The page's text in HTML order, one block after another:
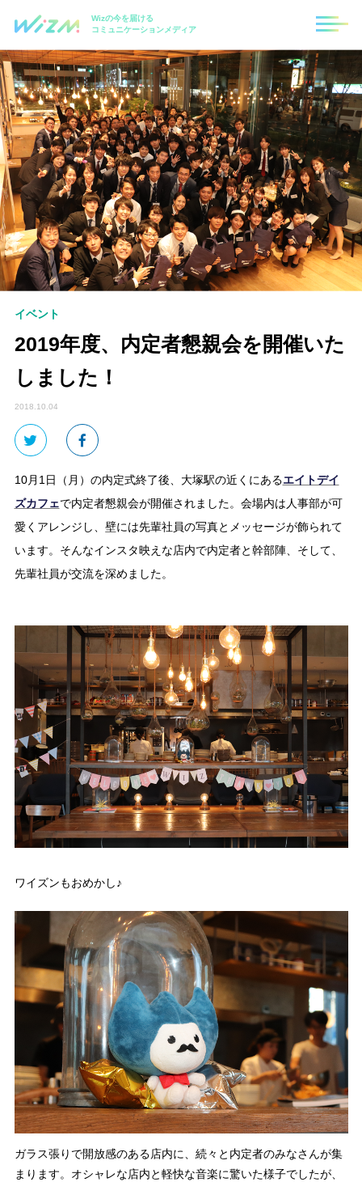
Wizの今を届ける
コミュニケーションメディア
イベント
2019年度、内定者懇親会を開催いた
しました！
2018.10.04
10月1日（月）の内定式終了後、大塚駅の近くにあるエイトデイ
ズカフェで内定者懇親会が開催されました。会場内は人事部が可
愛くアレンジし、壁には先輩社員の写真とメッセージが飾られて
います。そんなインスタ映えな店内で内定者と幹部陣、そして、
先輩社員が交流を深めました。
ワイズンもおめかし♪
ガラス張りで開放感のある店内に、続々と内定者のみなさんが集
まります。オシャレな店内と軽快な音楽に驚いた様子でしたが、